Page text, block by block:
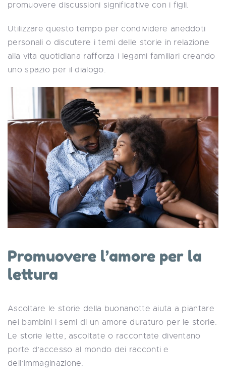
promuovere discussioni significative con i figli.
Utilizzare questo tempo per condividere aneddoti
personali o discutere i temi delle storie in relazione
alla vita quotidiana rafforza i legami familiari creando
uno spazio per il dialogo.
Promuovere l’amore per la
lettura
Ascoltare le storie della buonanotte aiuta a piantare
nei bambini i semi di un amore duraturo per le storie.
Le storie lette, ascoltate o raccontate diventano
porte d’accesso al mondo dei racconti e
dell’immaginazione.